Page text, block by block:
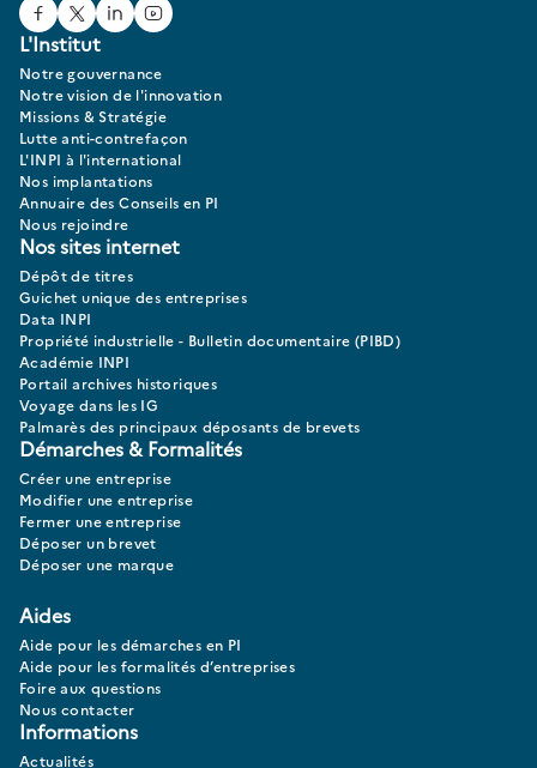
Facebook
TwitterLinked In
Youtube
L'Institut
Notre gouvernance
Notre vision de l'innovation
Missions & Stratégie
Lutte anti-contrefaçon
L'INPI à l'international
Nos implantations
Annuaire des Conseils en PI
Nous rejoindre
Nos sites internet
Dépôt de titres
Guichet unique des entreprises
Data INPI
Propriété industrielle - Bulletin documentaire (PIBD)
Académie INPI
Portail archives historiques
Voyage dans les IG
Palmarès des principaux déposants de brevets
Démarches & Formalités
Créer une entreprise
Modifier une entreprise
Fermer une entreprise
Déposer un brevet
Déposer une marque
Aides
Aide pour les démarches en PI
Aide pour les formalités d’entreprises
Foire aux questions
Nous contacter
Informations
Actualités